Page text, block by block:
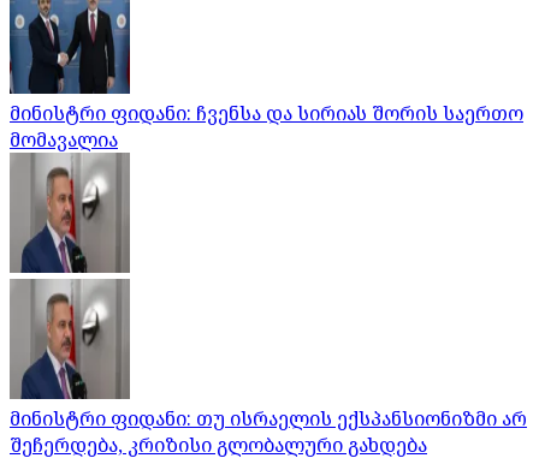
მინისტრი ფიდანი: ჩვენსა და სირიას შორის საერთო
მომავალია
მინისტრი ფიდანი: თუ ისრაელის ექსპანსიონიზმი არ
შეჩერდება, კრიზისი გლობალური გახდება